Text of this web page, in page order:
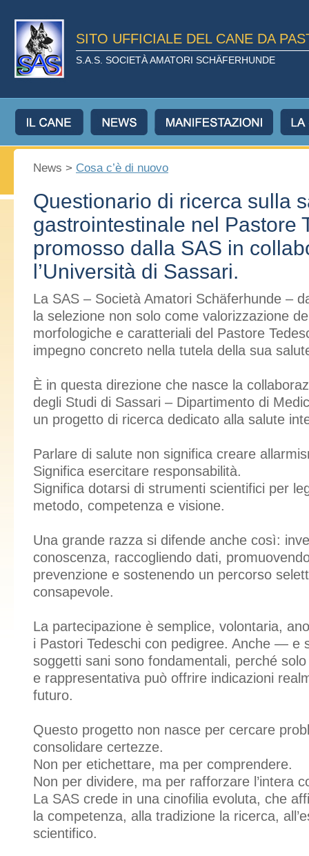
SITO UFFICIALE DEL CANE DA
S.A.S. SOCIETÀ AMATORI SCHÄFERHUNDE
News > Cosa c’è di nuovo
Questionario di ricerca sulla
gastrointestinale nel Pastore
promosso dalla SAS in
l’Università di Sassari.
La SAS – Società Amatori Schäferhunde –
la selezione non solo come valorizzazione
morfologiche e caratteriali del Pastore
impegno concreto nella tutela della sua
È in questa direzione che nasce la
degli Studi di Sassari – Dipartimento di
un progetto di ricerca dedicato alla salute
Parlare di salute non significa creare
Significa esercitare responsabilità.
Significa dotarsi di strumenti scientifici per
metodo, competenza e visione.
Una grande razza si difende anche così:
conoscenza, raccogliendo dati,
prevenzione e sostenendo un percorso
consapevole.
La partecipazione è semplice, volontaria,
i Pastori Tedeschi con pedigree. Anche —
soggetti sani sono fondamentali, perché
e rappresentativa può offrire indicazioni
futuro.
Questo progetto non nasce per cercare
consolidare certezze.
Non per etichettare, ma per comprendere.
Non per dividere, ma per rafforzare l’intera
La SAS crede in una cinofilia evoluta, che
la competenza, alla tradizione la ricerca,
scientifico.